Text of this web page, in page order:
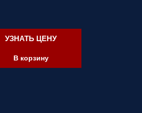
УЗНАТЬ ЦЕНУ
В корзину